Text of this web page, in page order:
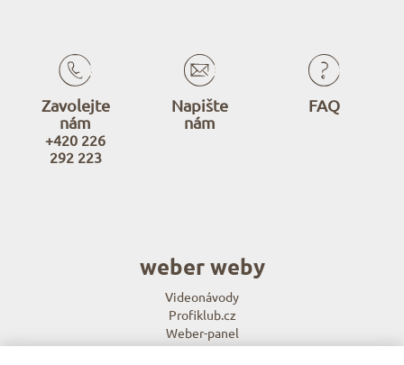
Zavolejte
nám
+420 226
292 223
Napište
nám
FAQ
weber weby
Videonávody
Profiklub.cz
Weber-panel
e-radce.cz